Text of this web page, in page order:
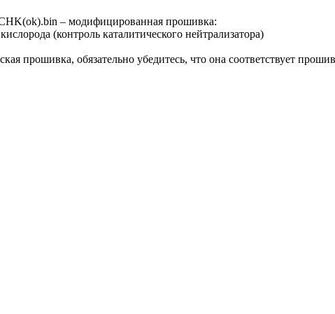
– модифицированная прошивка:
(контроль каталитического нейтрализатора)
прошивка, обязательно убедитесь, что она соответствует